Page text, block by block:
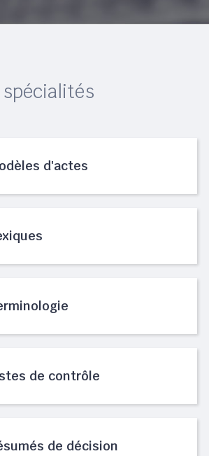
spécialités
d'actes
de contrôle
de décision